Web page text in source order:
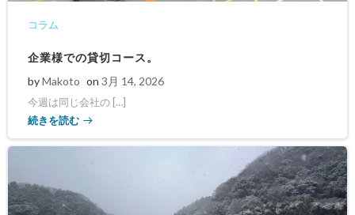
コラム
企業様での貸切コース。
byMakoto on 3月 14, 2026
今週は同じ会社の […]
続きを読む